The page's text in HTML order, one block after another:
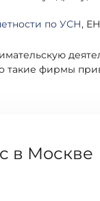
по УСН,
такие фирмы
в Москве